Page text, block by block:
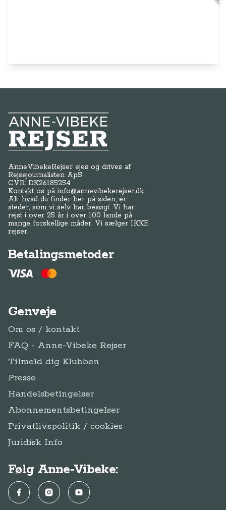
Anne-Vibeke Rejser
AnneVibekeRejser ejes og drives af
Rejsejournalisten ApS
CVR: DK26185254
Kontakt os påinfo@annevibekerejser.dk
Alt, hvad du finder her på siden, er
steder, som vi selv har besøgt. Vi har
rejst i over 25 år i over 100 lande på
mange forskellige måder. Vi sælger IKKE
rejser.
Betalingsmetoder
Genveje
Om os / kontakt
FAQ - Anne-Vibeke Rejser
Tilmeld dig Klubben
Presse
Handelsbetingelser
Abonnementsbetingelser
Privatlivspolitik / cookies
Juridisk Info
Følg Anne-Vibeke:
FacebookInstagramYouTube